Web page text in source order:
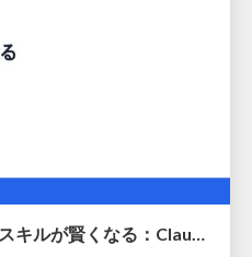
修正PRを食べてレビュースキルが賢くなる：Claude Codeによる自己改善サイクル